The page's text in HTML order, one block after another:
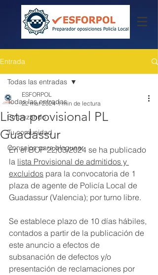
Entrada
Todas las entradas
Empezando
Tu comunidad
Consejos para bloguear
Todas las entradas
Lista provisional PL
Guadassur
ESFORPOL
22 mar 2024 1 min de lectura
En el BOP 22/03/2024 se ha publicado
la lista Provisional de admitidos y
excluidos para la convocatoria de 1
plaza de agente de Policía Local de
Guadassur (Valencia); por turno libre.
Se establece plazo de 10 días hábiles,
contados a partir de la publicación de
este anuncio a efectos de
subsanación de defectos y/o
presentación de reclamaciones por